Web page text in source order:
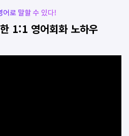
1:1 영어회화 노하우